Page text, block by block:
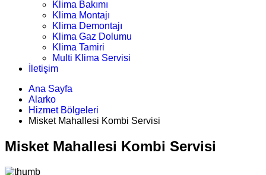
Klima Bakımı
Klima Montajı
Klima Demontajı
Klima Gaz Dolumu
Klima Tamiri
Multi Klima Servisi
İletişim
Ana Sayfa
Alarko
Hizmet Bölgeleri
Misket Mahallesi Kombi Servisi
Misket Mahallesi Kombi Servisi